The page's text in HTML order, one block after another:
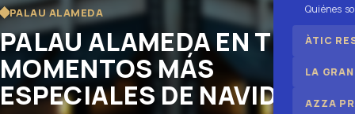
Quiénes
ÀTIC
LA
AZZA
PALAU ALAMEDA
PALAU ALAMEDA EN TUS
MOMENTOS MÁS
ESPECIALES DE NAVIDAD